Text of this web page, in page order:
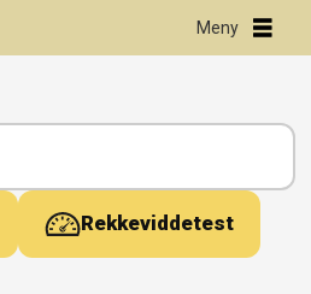
Rekkeviddetest